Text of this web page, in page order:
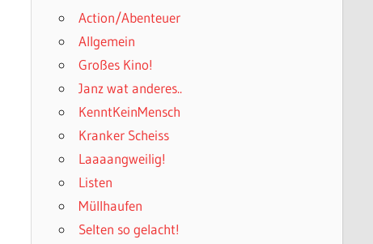
Action/Abenteuer
Allgemein
Großes Kino!
Janz wat anderes..
KenntKeinMensch
Kranker Scheiss
Laaaangweilig!
Listen
Müllhaufen
Selten so gelacht!